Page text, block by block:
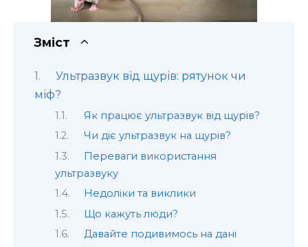
Зміст
Ультразвук від щурів: рятунок чи
міф?
Як працює ультразвук від щурів?
Чи діє ультразвук на щурів?
Переваги використання
ультразвуку
Недоліки та виклики
Що кажуть люди?
Давайте подивимось на дані